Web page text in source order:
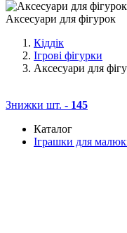
Аксесуари для фігурок
Кіддік
Ігрові фігурки
Аксесуари для
Знижки шт. - 145
Каталог
Іграшки для